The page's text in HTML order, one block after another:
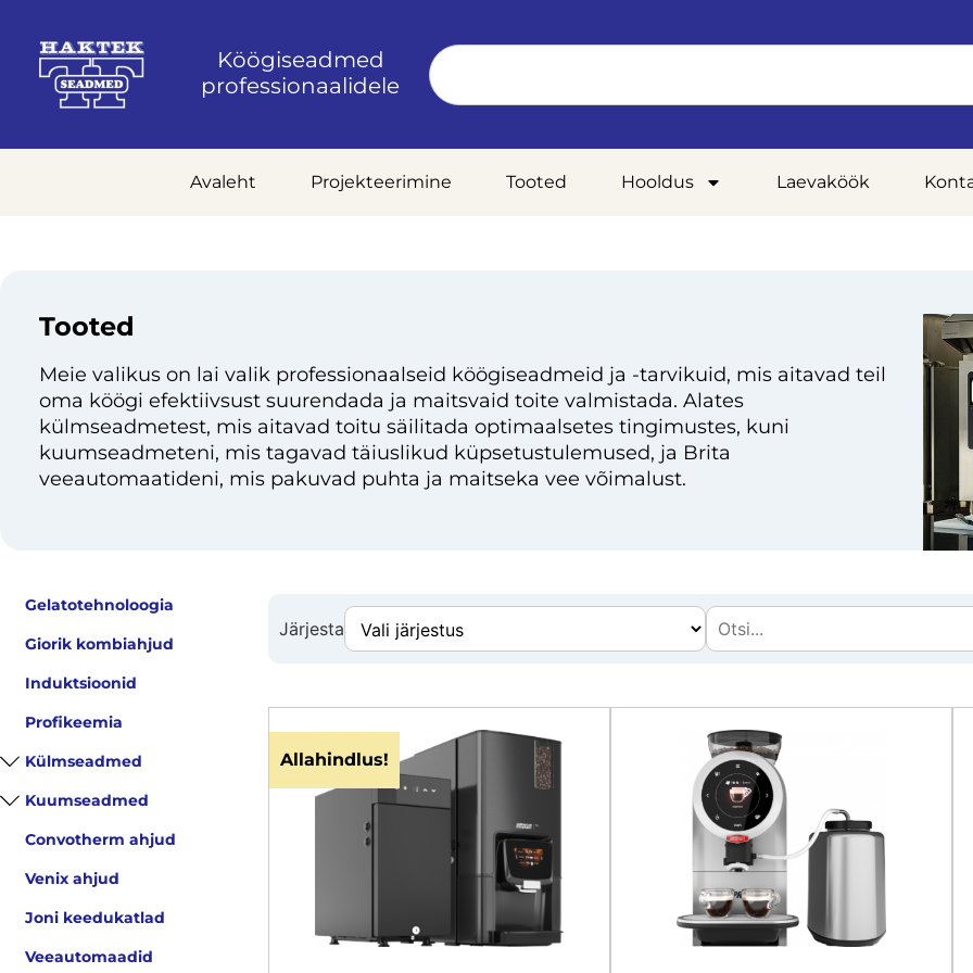
Köögiseadmed
professionaalidele
Avaleht Projekteerimine Tooted Hooldus Laevaköök
Tooted
Meie valikus on lai valik professionaalseid köögiseadmeid ja -tarvikuid, mis aitavad teil
oma köögi efektiivsust suurendada ja maitsvaid toite valmistada. Alates
külmseadmetest, mis aitavad toitu säilitada optimaalsetes tingimustes, kuni
kuumseadmeteni, mis tagavad täiuslikud küpsetustulemused, ja Brita
veeautomaatideni, mis pakuvad puhta ja maitseka vee võimalust.
Gelatotehnoloogia
Giorik kombiahjud
Induktsioonid
Profikeemia
Külmseadmed
Kuumseadmed
Convotherm ahjud
Venix ahjud
Joni keedukatlad
Veeautomaadid
Järjesta
Allahindlus!